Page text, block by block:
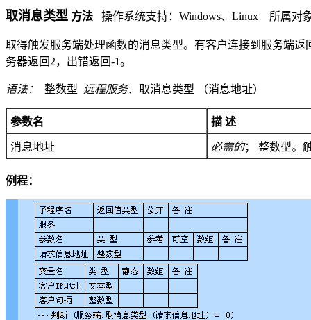
取消息类型 方法 操作系统支持： Windows、 Linux 所属对
取得触发服务端处理函数的消息类型。有客户连接到服务端返
务器返回 2，出错返回-1。
语法： 整数型 远程服务．取消息类型 （消息地址）
参数名 描 述
消息地址 必需的； 整数型。
例程：